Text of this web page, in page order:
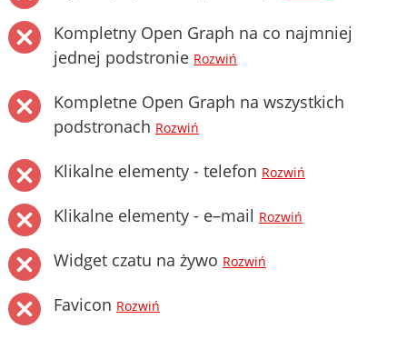
Kompletny Open Graph na co najmniej
jednej podstronie Rozwiń
Kompletne Open Graph na wszystkich
podstronach Rozwiń
Klikalne elementy - telefon Rozwiń
Klikalne elementy - e–mail Rozwiń
Widget czatu na żywo Rozwiń
Favicon Rozwiń